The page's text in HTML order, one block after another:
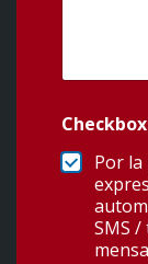
Por
SMS